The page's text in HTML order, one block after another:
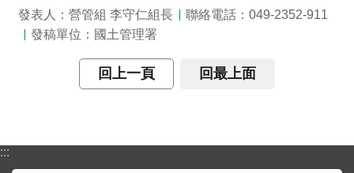
報
站
發表人：營管組 李守仁組長
聯絡電話：049-2352-911
發稿單位：國土管理署
回上一頁 回最上面
:::